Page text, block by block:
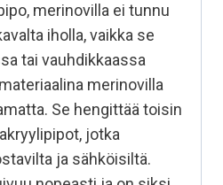
merinovilla ei tunnu
iholla, vaikka se
tai vauhdikkaassa
merinovilla
Se hengittää toisin
jotka
ja sähköisiltä.